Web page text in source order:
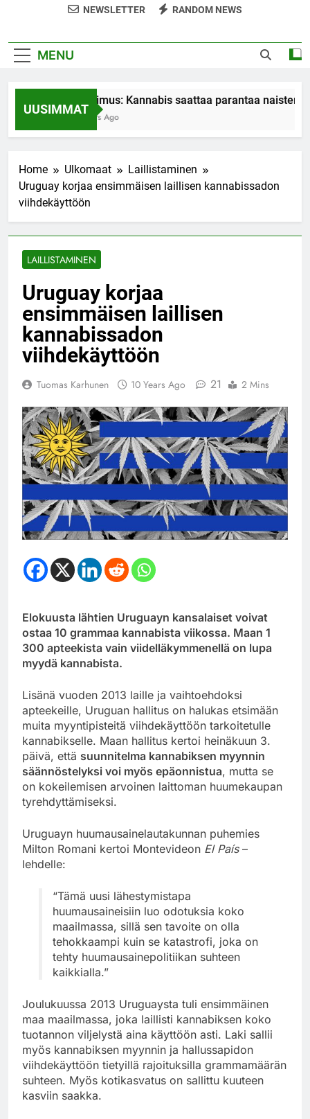
NEWSLETTER RANDOM NEWS
MENU
UUSIMMAT
Tutkimus: Kannabis saattaa parantaa naisten
7 Years Ago
Home Ulkomaat
Laillistaminen
Uruguay korjaa ensimmäisen laillisen kannabissadon
viihdekäyttöön
LAILLISTAMINEN
Uruguay korjaa
ensimmäisen laillisen
kannabissadon
viihdekäyttöön
Tuomas Karhunen 10 Years Ago 21 2 Mins
Elokuusta lähtien Uruguayn kansalaiset voivat
ostaa 10 grammaa kannabista viikossa. Maan 1
300 apteekista vain viidelläkymmenellä on lupa
myydä kannabista.
Lisänä vuoden 2013 laille ja vaihtoehdoksi
apteekeille, Uruguan hallitus on halukas etsimään
muita myyntipisteitä viihdekäyttöön tarkoitetulle
kannabikselle. Maan hallitus kertoi heinäkuun 3.
päivä, että suunnitelma kannabiksen myynnin
säännöstelyksi voi myös epäonnistua, mutta se
on kokeilemisen arvoinen laittoman huumekaupan
tyrehdyttämiseksi.
Uruguayn huumausainelautakunnan puhemies
Milton Romani kertoi Montevideon El País–
lehdelle:
“Tämä uusi lähestymistapa
huumausaineisiin luo odotuksia koko
maailmassa, sillä sen tavoite on olla
tehokkaampi kuin se katastrofi, joka on
tehty huumausainepolitiikan suhteen
kaikkialla.”
Joulukuussa 2013 Uruguaysta tuli ensimmäinen
maa maailmassa, joka laillisti kannabiksen koko
tuotannon viljelystä aina käyttöön asti. Laki sallii
myös kannabiksen myynnin ja hallussapidon
viihdekäyttöön tietyillä rajoituksilla grammamäärän
suhteen. Myös kotikasvatus on sallittu kuuteen
kasviin saakka.